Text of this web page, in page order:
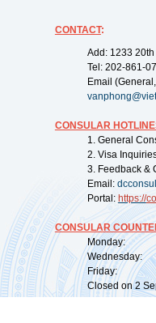
CONTACT:
Add: 1233
Tel: 202-861-
Email
CONSULAR
1. General
2. Visa
3. Feedback &
Email:
Portal: https://
CONSULAR
Monday:
Wednesday:
Friday:
Closed on 2